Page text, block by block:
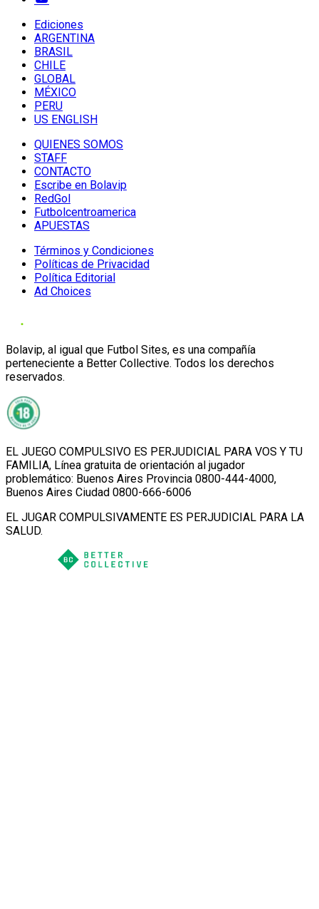
Ediciones
ARGENTINA
BRASIL
CHILE
GLOBAL
MÉXICO
PERU
US ENGLISH
QUIENES SOMOS
STAFF
CONTACTO
Escribe en Bolavip
RedGol
Futbolcentroamerica
APUESTAS
Términos y Condiciones
Políticas de Privacidad
Política Editorial
Ad Choices
Bolavip, al igual que Futbol Sites, es una compañía
perteneciente a Better Collective. Todos los derechos
reservados.
EL JUEGO COMPULSIVO ES PERJUDICIAL PARA VOS Y TU
FAMILIA, Línea gratuita de orientación al jugador
problemático: Buenos Aires Provincia 0800-444-4000,
Buenos Aires Ciudad 0800-666-6006
EL JUGAR COMPULSIVAMENTE ES PERJUDICIAL PARA LA
SALUD.